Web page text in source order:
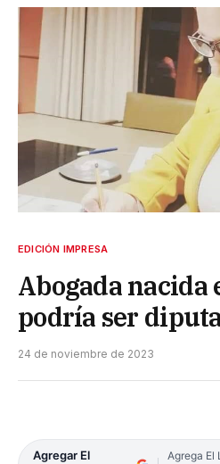
EDICIÓN IMPRESA
Abogada nacida
podría ser
24 de noviembre de 2023
Agregar El
Agrega El